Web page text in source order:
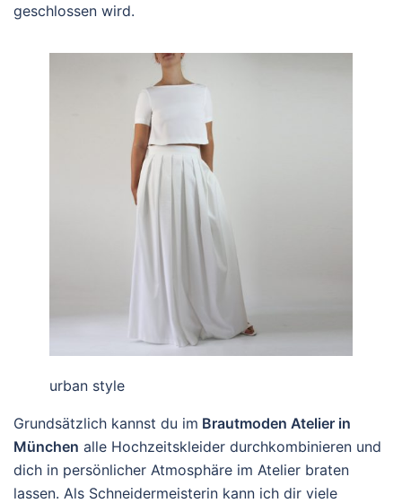
geschlossen wird.
urban style
Grundsätzlich kannst du im Brautmoden Atelier in
München alle Hochzeitskleider durchkombinieren und
dich in persönlicher Atmosphäre im Atelier braten
lassen. Als Schneidermeisterin kann ich dir viele